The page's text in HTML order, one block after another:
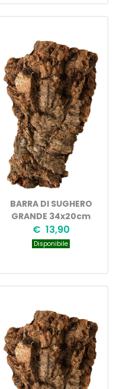
BARRA DI SUGHERO
GRANDE 34x20cm
€ 13,90
Disponibile